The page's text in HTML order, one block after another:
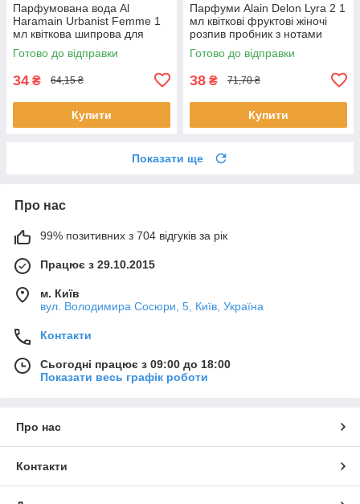
Парфумована вода Al
Haramain Urbanist Femme 1
мл квіткова шипрова для
жінок розпив пробник Аль
Харамейн
Готово до відправки
34 ₴ 64,15 ₴
Купити
Парфуми Alain Delon Lyra 2 1
мл квіткові фруктові жіночі
розпив пробник з нотами
ванілі Ален Делон
Готово до відправки
38 ₴ 71,70 ₴
Купити
Показати ще
Про нас
99% позитивних з 704 відгуків за рік
Працює з 29.10.2015
м. Київ
вул. Володимира Сосюри, 5, Київ, Україна
Контакти
Сьогодні працює з 09:00 до 18:00
Показати весь графік роботи
Про нас
Контакти